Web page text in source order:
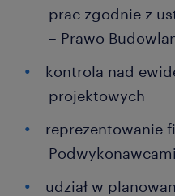
prac zgodnie z
– Prawo
kontrola nad
projektowych
reprezentowanie
Podwykonawcami
udział w